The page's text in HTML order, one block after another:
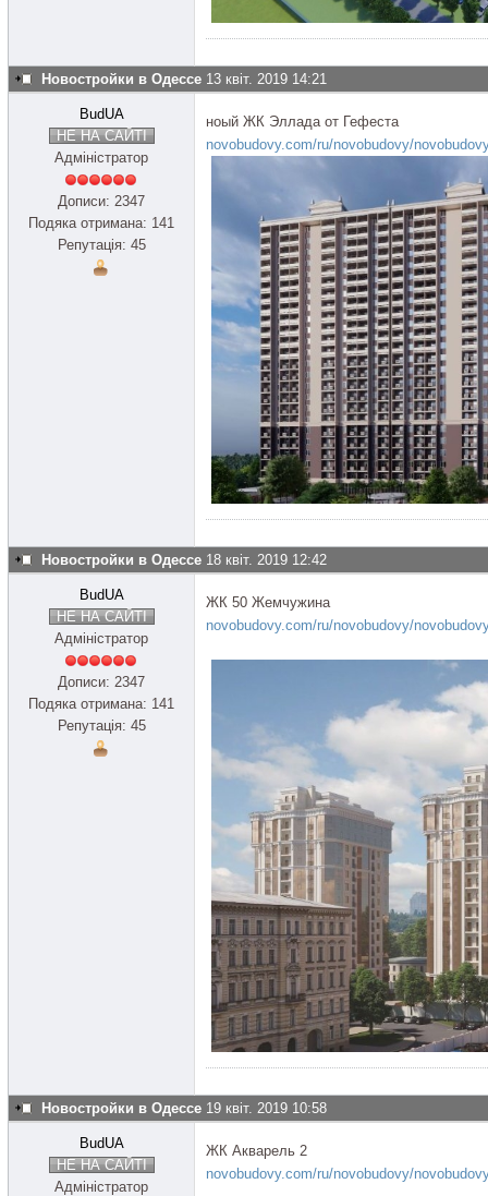
Новостройки в Одессе 13 квіт. 2019 14:21
BudUA
НЕ НА САЙТІ
Адміністратор
Дописи: 2347
Подяка отримана: 141
Репутація: 45
ноый ЖК Эллада от Гефеста
novobudovy.com/ru/novobudovy/
Новостройки в Одессе 18 квіт. 2019 12:42
BudUA
НЕ НА САЙТІ
Адміністратор
Дописи: 2347
Подяка отримана: 141
Репутація: 45
ЖК 50 Жемчужина
novobudovy.com/ru/novobudovy/
Новостройки в Одессе 19 квіт. 2019 10:58
BudUA
НЕ НА САЙТІ
Адміністратор
ЖК Акварель 2
novobudovy.com/ru/novobudovy/